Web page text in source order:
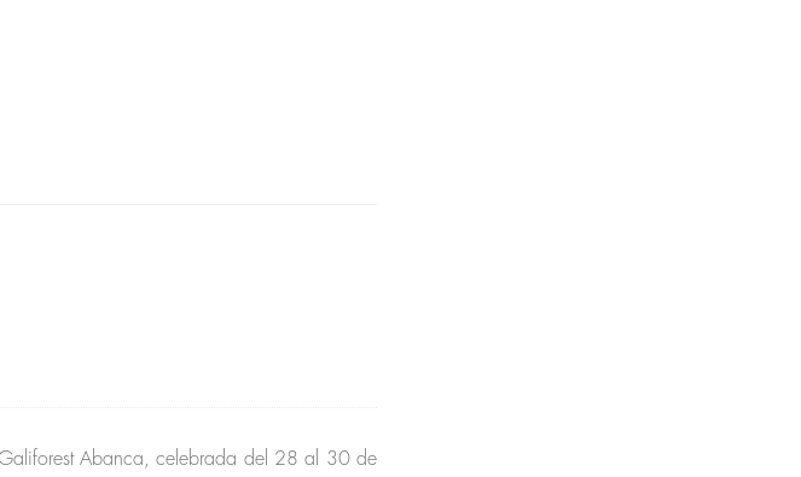
Abanca, celebrada del 28 al 30 de